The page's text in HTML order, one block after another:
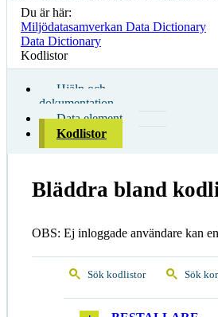
Du är här:
Miljödatasamverkan Data Dictionary
Data Dictionary
Kodlistor
Hjälp och
dokumentation
Data element
Kodlistor
Bläddra bland
OBS: Ej inloggade användare kan
Sök kodlistor Sök